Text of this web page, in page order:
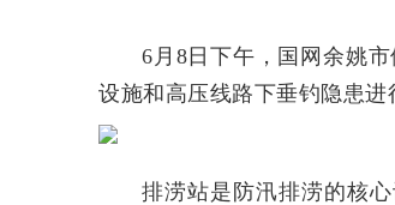
6月8日下午，国网余姚
设施和高压线路下垂钓隐患进
排涝站是防汛排涝的核